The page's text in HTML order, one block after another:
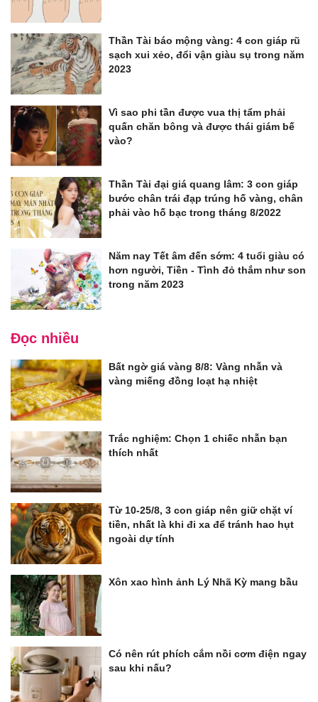
Thần Tài báo mộng vàng: 4 con giáp rũ
sạch xui xẻo, đổi vận giàu sụ trong năm
2023
Vì sao phi tần được vua thị tẩm phải
quấn chăn bông và được thái giám bế
vào?
Thần Tài đại giá quang lâm: 3 con giáp
bước chân trái đạp trúng hố vàng, chân
phải vào hố bạc trong tháng 8/2022
Năm nay Tết âm đến sớm: 4 tuổi giàu có
hơn người, Tiền - Tình đỏ thắm như son
trong năm 2023
Đọc nhiều
Bất ngờ giá vàng 8/8: Vàng nhẫn và
vàng miếng đồng loạt hạ nhiệt
Trắc nghiệm: Chọn 1 chiếc nhẫn bạn
thích nhất
Từ 10-25/8, 3 con giáp nên giữ chặt ví
tiền, nhất là khi đi xa để tránh hao hụt
ngoài dự tính
Xôn xao hình ảnh Lý Nhã Kỳ mang bầu
Có nên rút phích cắm nồi cơm điện ngay
sau khi nấu?